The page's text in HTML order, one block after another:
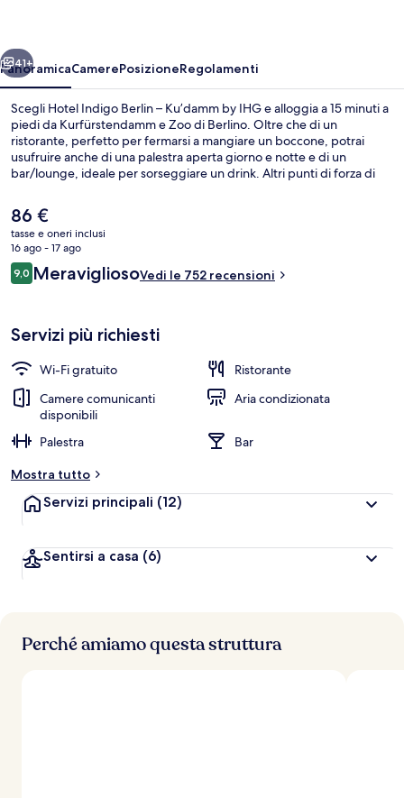
by
IHG
Avanti
41+
PanoramicaCamerePosizioneRegolamenti
Scegli Hotel Indigo Berlin – Ku’damm by IHG e alloggia a 15 minuti a
piedi da Kurfürstendamm e Zoo di Berlino. Oltre che di un
ristorante, perfetto per fermarsi a mangiare un boccone, potrai
usufruire anche di una palestra aperta giorno e notte e di un
bar/lounge, ideale per sorseggiare un drink. Altri punti di forza di
giardino. Altri viaggiatori apprezzano il personale gentile della
struttura. La struttura è una comoda base per spostarsi con i mezzi
pubblici: Zoologischer Garten S-Bahn si trova a 5 min a piedi e
Zoological Garden U-Bahn a 5.
Il
prezzo
attuale
è
86 €
86 €
tasse e oneri inclusi
16 ago - 17 ago
Recensioni
9,09,0 su 10
MeravigliosoVedi le 752 recensioni
Servizi più richiesti
Wi-Fi gratuito
Ristorante
Camere comunicanti
disponibili
Aria condizionata
Palestra
Bar
Mostra tutto
Servizi principali (12)
Sentirsi a casa (6)
Perché amiamo questa struttura